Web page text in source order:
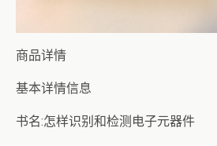
商品详情
基本详情信息
书名:怎样识别和检测电子元器件